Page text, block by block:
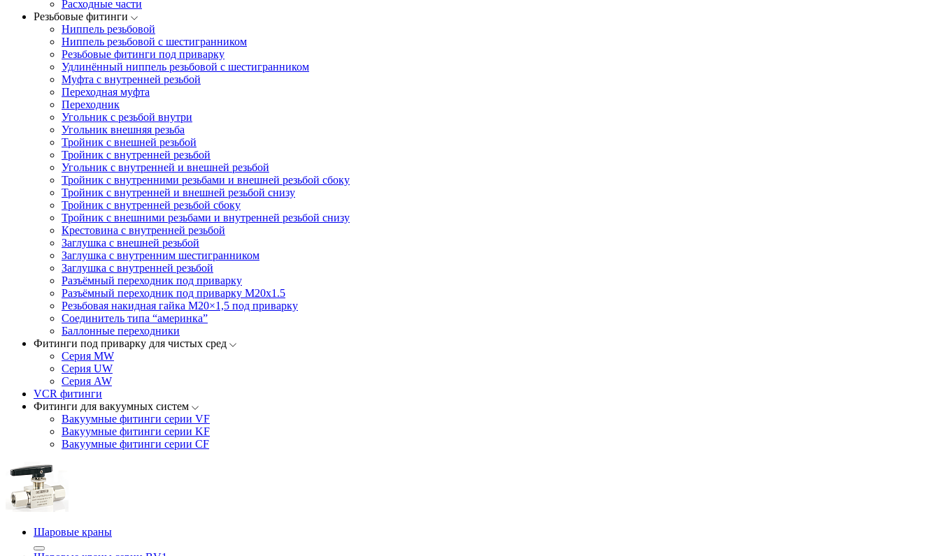
Расходные части
Резьбовые фитинги
Ниппель резьбовой
Ниппель резьбовой с шестигранником
Резьбовые фитинги под приварку
Удлинённый ниппель резьбовой с шестигранником
Муфта с внутренней резьбой
Переходная муфта
Переходник
Угольник с резьбой внутри
Угольник внешняя резьба
Тройник с внешней резьбой
Тройник с внутренней резьбой
Угольник с внутренней и внешней резьбой
Тройник с внутренними резьбами и внешней резьбой сбоку
Тройник с внутренней и внешней резьбой снизу
Тройник с внутренней резьбой сбоку
Тройник с внешними резьбами и внутренней резьбой снизу
Крестовина с внутренней резьбой
Заглушка с внешней резьбой
Заглушка с внутренним шестигранником
Заглушка с внутренней резьбой
Разъёмный переходник под приварку
Разъёмный переходник под приварку М20х1.5
Резьбовая накидная гайка M20×1,5 под приварку
Соединитель типа “америнка”
Баллонные переходники
Фитинги под приварку для чистых сред
Серия MW
Серия UW
Серия AW
VCR фитинги
Фитинги для вакуумных систем
Вакуумные фитинги серии VF
Вакуумные фитинги серии KF
Вакуумные фитинги серии CF
Шаровые краны